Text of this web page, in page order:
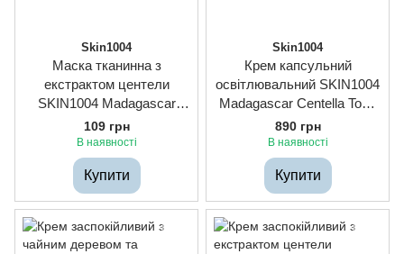
Skin1004
Маска тканинна з
екстрактом центели
SKIN1004 Madagascar
Centella Watergel Sheet
Ampoule Mask, 1pc
109 грн
В наявності
Купити
Skin1004
Крем капсульний
освітлювальний SKIN1004
Madagascar Centella Tone
Brightening Capsule Cream,
75ml
890 грн
В наявності
Купити